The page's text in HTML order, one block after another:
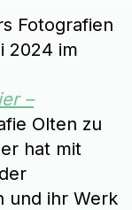
Fotografien
2024 im
–
Olten zu
hat mit
und ihr Werk